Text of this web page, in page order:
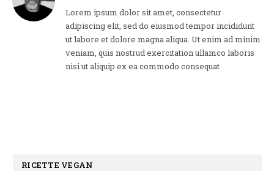
Lorem ipsum dolor sit amet, consectetur
adipiscing elit, sed do eiusmod tempor incididunt
ut labore et dolore magna aliqua. Ut enim ad minim
veniam, quis nostrud exercitation ullamco laboris
nisi ut aliquip ex ea commodo consequat
RICETTE VEGAN